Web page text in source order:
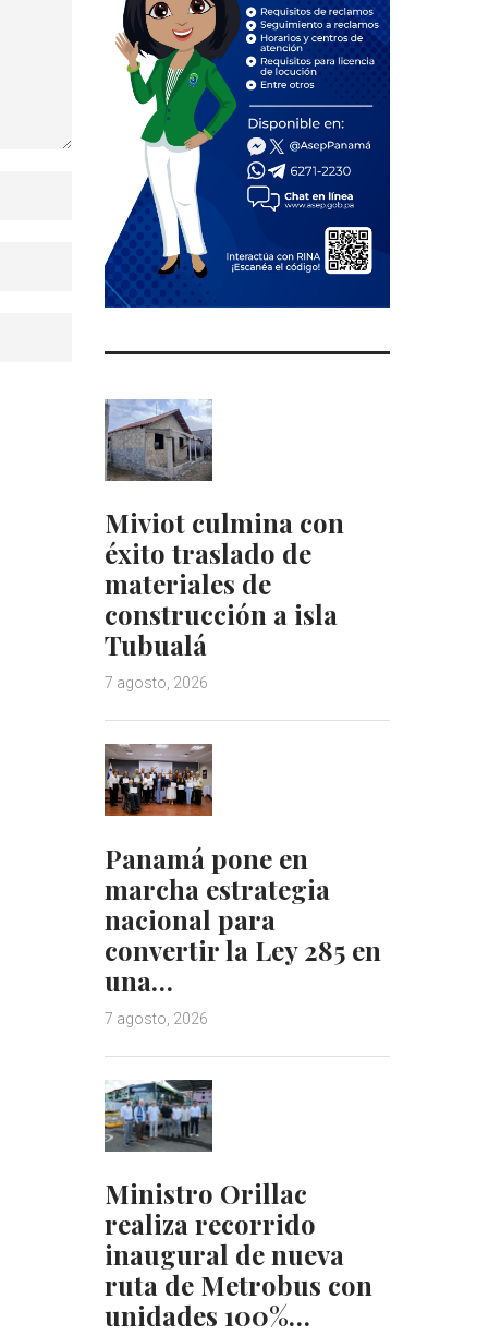
Miviot culmina con
éxito traslado de
materiales de
construcción a isla
Tubualá
7 agosto, 2026
Panamá pone en
marcha estrategia
nacional para
convertir la Ley 285 en
una…
7 agosto, 2026
Ministro Orillac
realiza recorrido
inaugural de nueva
ruta de Metrobus con
unidades 100%…